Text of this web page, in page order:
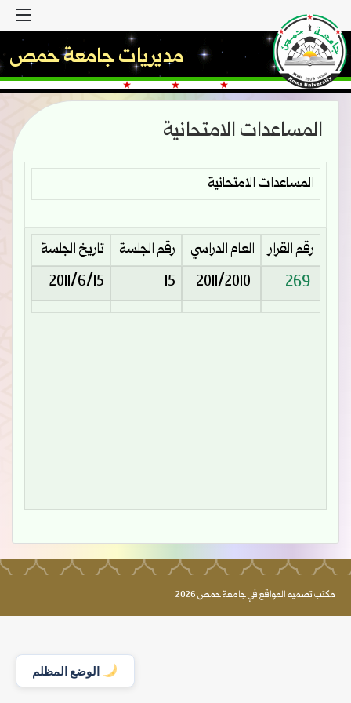
الوضع المظلم
مديريات جامعة حمص
المساعدات الامتحانية
المساعدات الامتحانية
رقم القرار العام الدراسي رقم الجلسة تاريخ الجلسة
269
15
2011/6/15
مكتب تصميم المواقع في جامعة حمص 2026